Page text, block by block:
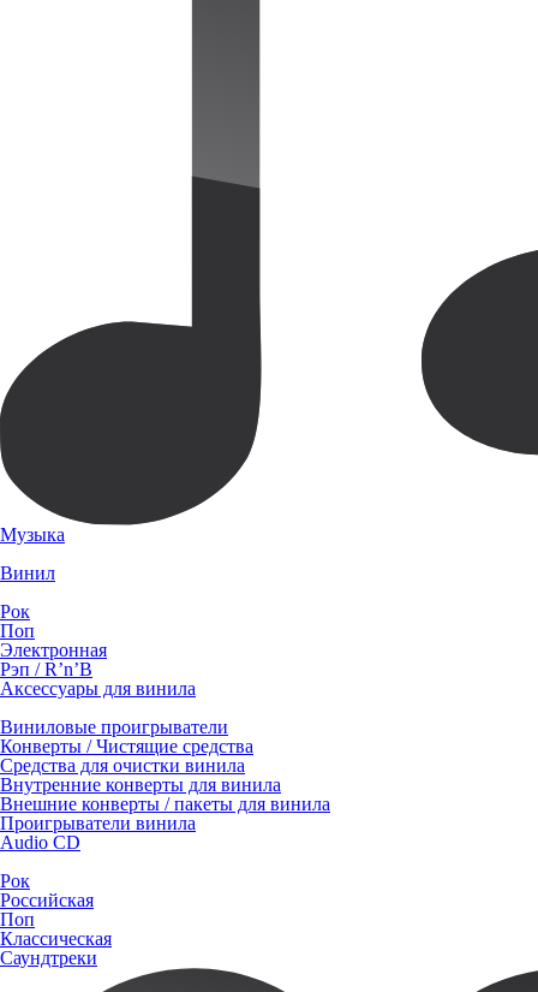
Музыка
Винил
Рок
Поп
Электронная
Рэп / R’n’B
Аксессуары для винила
Виниловые проигрыватели
Конверты / Чистящие средства
Средства для очистки винила
Внутренние конверты для винила
Внешние конверты / пакеты для винила
Проигрыватели винила
Audio CD
Рок
Российская
Поп
Классическая
Саундтреки